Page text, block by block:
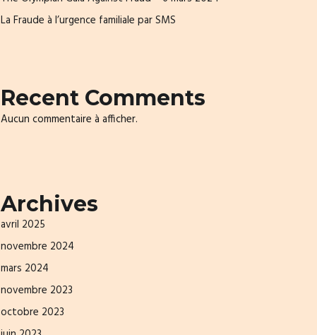
La Fraude à l’urgence familiale par SMS
Recent Comments
Aucun commentaire à afficher.
Archives
avril 2025
novembre 2024
mars 2024
novembre 2023
octobre 2023